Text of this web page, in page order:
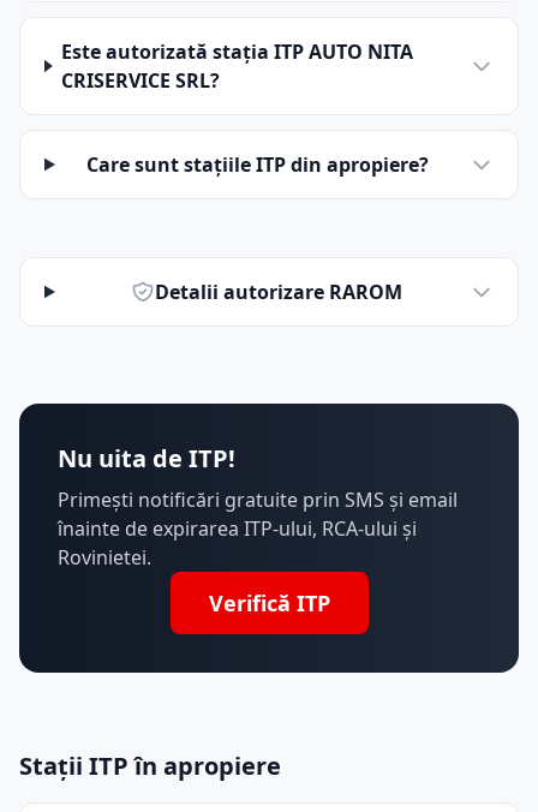
Este autorizată stația ITP AUTO NITA
CRISERVICE SRL?
Care sunt stațiile ITP din apropiere?
Detalii autorizare RAROM
Nu uita de ITP!
Primești notificări gratuite prin SMS și email
înainte de expirarea ITP-ului, RCA-ului și
Rovinietei.
Verifică ITP
Stații ITP în apropiere